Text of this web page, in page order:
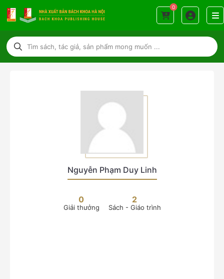
0
Nguyễn Phạm Duy Linh
0
Giải thưởng
2
Sách - Giáo trình